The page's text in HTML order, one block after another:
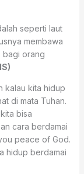
seperti laut
membawa
bagi orang
kalau kita hidup
di mata Tuhan.
bisa
cara berdamai
peace of God.
hidup berdamai